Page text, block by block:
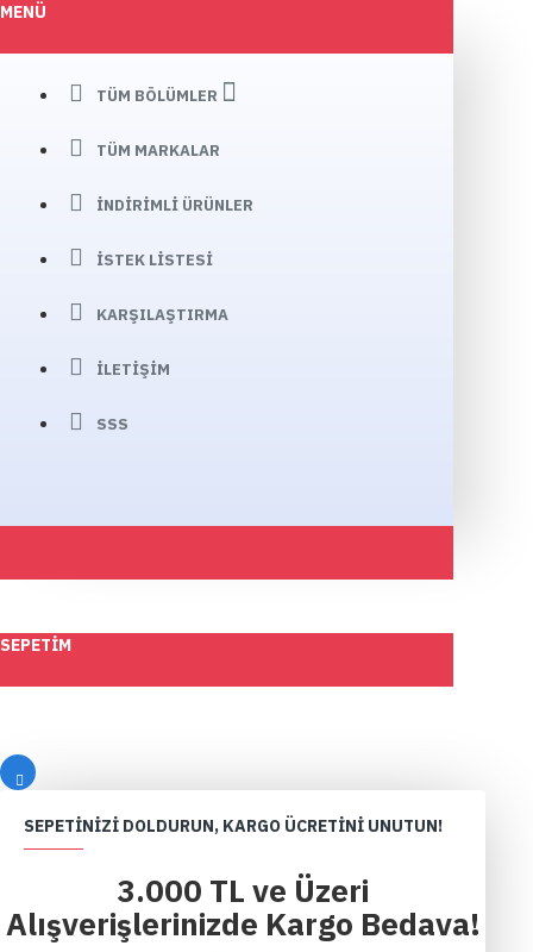
MENÜ
TÜM BÖLÜMLER
TÜM MARKALAR
İNDIRIMLI ÜRÜNLER
İSTEK LISTESI
KARŞILAŞTIRMA
İLETIŞIM
SSS
SEPETIM
SEPETINIZI DOLDURUN, KARGO ÜCRETINI UNUTUN!
3.000 TL ve Üzeri
Alışverişlerinizde Kargo Bedava!